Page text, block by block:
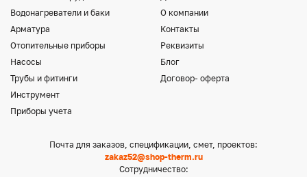
Водонагреватели и баки
Арматура
Отопительные приборы
Насосы
Трубы и фитинги
Инструмент
Приборы учета
О компании
Контакты
Реквизиты
Блог
Договор- оферта
Почта для заказов, спецификации, смет, проектов:
zakaz52@shop-therm.ru
Сотрудничество: